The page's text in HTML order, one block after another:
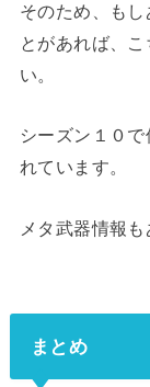
そのため、も
とがあれば、
い。
シーズン１０
れています。
メタ武器情報
まとめ